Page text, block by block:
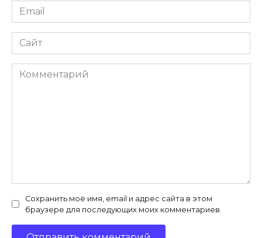
Email
*
Сайт
Комментарий
Сохранить моё имя, email и адрес сайта в этом
браузере для последующих моих комментариев.